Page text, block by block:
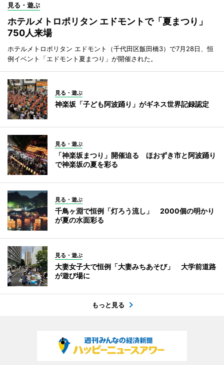
見る・遊ぶ
ホテルメトロポリタン エドモントで「夏まつり」
750人来場
ホテルメトロポリタン エドモント（千代田区飯田橋3）で7月28日、恒
例イベント「エドモント夏まつり」が開催された。
見る・遊ぶ
神楽坂「子ども阿波踊り」がギネス世界記録認定
見る・遊ぶ
「神楽坂まつり」開催迫る ほおずき市と阿波踊り
で神楽坂の夏を彩る
見る・遊ぶ
千鳥ヶ淵で恒例「灯ろう流し」 2000個の明かり
が夏の水面彩る
見る・遊ぶ
大妻女子大で恒例「大妻みちあそび」 大学前道路
が遊び場に
もっと見る